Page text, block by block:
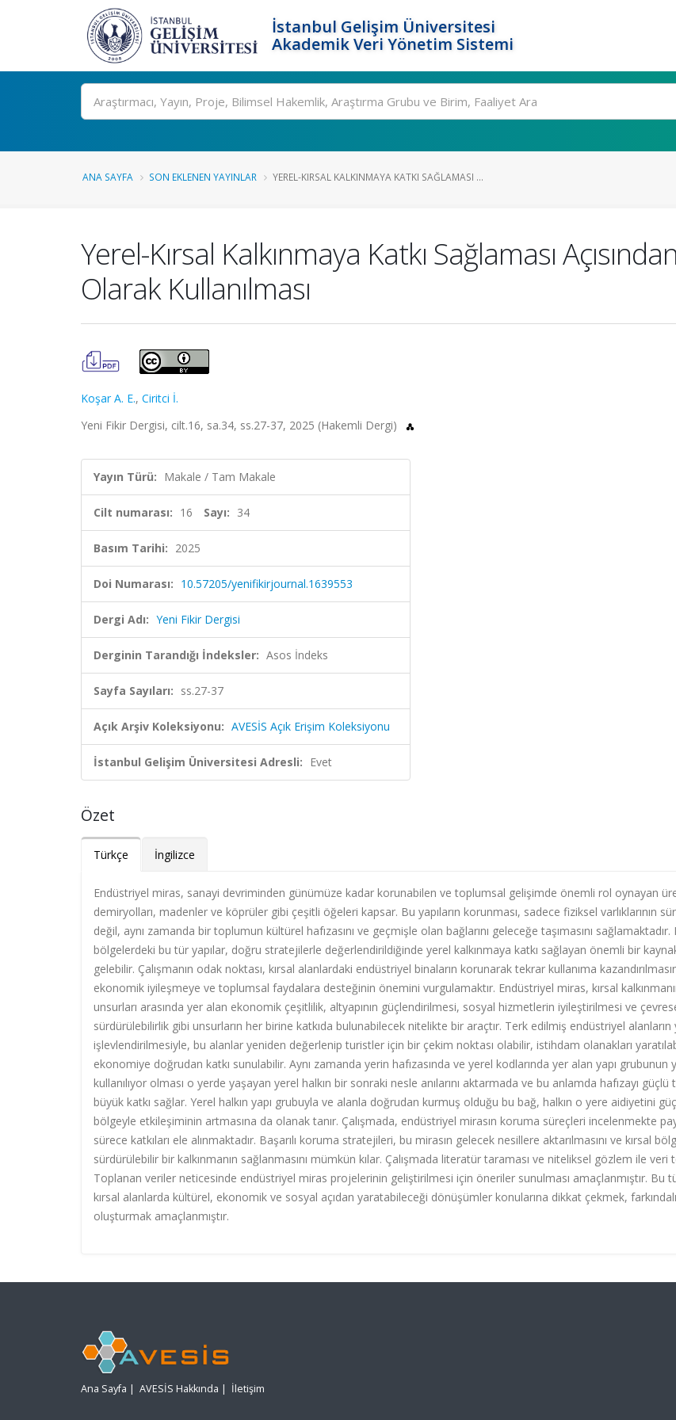
İstanbul Gelişim Üniversitesi
Akademik Veri Yönetim Sistemi
Ara
ANA SAYFA SON EKLENEN YAYINLAR YEREL-KIRSAL KALKINMAYA KATKI SAĞLAMASI ...
Yerel-Kırsal Kalkınmaya Katkı Sağlaması
Olarak Kullanılması
Koşar A. E., Ciritci İ.
Yeni Fikir Dergisi, cilt.16, sa.34, ss.27-37, 2025 (Hakemli Dergi)
Yayın Türü: Makale / Tam Makale
Cilt numarası: 16 Sayı: 34
Basım Tarihi: 2025
Doi Numarası: 10.57205/yenifikirjournal.1639553
Dergi Adı: Yeni Fikir Dergisi
Derginin Tarandığı İndeksler: Asos İndeks
Sayfa Sayıları: ss.27-37
Açık Arşiv Koleksiyonu: AVESİS Açık Erişim Koleksiyonu
İstanbul Gelişim Üniversitesi Adresli: Evet
Özet
Türkçe İngilizce
Endüstriyel miras, sanayi devriminden günümüze kadar korunabilen ve toplumsal gelişimde önemli rol oynayan
demiryolları, madenler ve köprüler gibi çeşitli öğeleri kapsar. Bu yapıların korunması, sadece fiziksel varlıklarının
değil, aynı zamanda bir toplumun kültürel hafızasını ve geçmişle olan bağlarını geleceğe taşımasını sağlamaktadır.
bölgelerdeki bu tür yapılar, doğru stratejilerle değerlendirildiğinde yerel kalkınmaya katkı sağlayan önemli bir
gelebilir. Çalışmanın odak noktası, kırsal alanlardaki endüstriyel binaların korunarak tekrar kullanıma
ekonomik iyileşmeye ve toplumsal faydalara desteğinin önemini vurgulamaktır. Endüstriyel miras, kırsal
unsurları arasında yer alan ekonomik çeşitlilik, altyapının güçlendirilmesi, sosyal hizmetlerin iyileştirilmesi ve
sürdürülebilirlik gibi unsurların her birine katkıda bulunabilecek nitelikte bir araçtır. Terk edilmiş endüstriyel alanların
işlevlendirilmesiyle, bu alanlar yeniden değerlenip turistler için bir çekim noktası olabilir, istihdam olanakları
ekonomiye doğrudan katkı sunulabilir. Aynı zamanda yerin hafızasında ve yerel kodlarında yer alan yapı grubunun
kullanılıyor olması o yerde yaşayan yerel halkın bir sonraki nesle anılarını aktarmada ve bu anlamda hafızayı güçlü
büyük katkı sağlar. Yerel halkın yapı grubuyla ve alanla doğrudan kurmuş olduğu bu bağ, halkın o yere aidiyetini
bölgeyle etkileşiminin artmasına da olanak tanır. Çalışmada, endüstriyel mirasın koruma süreçleri incelenmekte
sürece katkıları ele alınmaktadır. Başarılı koruma stratejileri, bu mirasın gelecek nesillere aktarılmasını ve kırsal
sürdürülebilir bir kalkınmanın sağlanmasını mümkün kılar. Çalışmada literatür taraması ve niteliksel gözlem ile veri
Toplanan veriler neticesinde endüstriyel miras projelerinin geliştirilmesi için öneriler sunulması amaçlanmıştır. Bu
kırsal alanlarda kültürel, ekonomik ve sosyal açıdan yaratabileceği dönüşümler konularına dikkat çekmek,
oluşturmak amaçlanmıştır.
Ana Sayfa | AVESİS Hakkında | İletişim